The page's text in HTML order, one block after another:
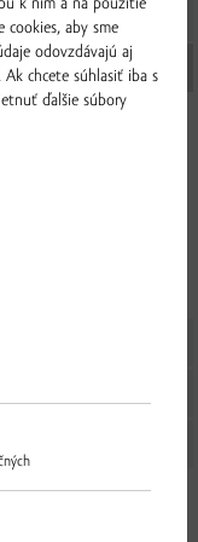
k nim a na použitie
cookies, aby sme
odovzdávajú aj
chcete súhlasiť iba s
ďalšie súbory